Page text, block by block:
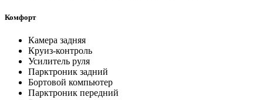
Комфорт
Камера задняя
Круиз-контроль
Усилитель руля
Парктроник задний
Бортовой компьютер
Парктроник передний